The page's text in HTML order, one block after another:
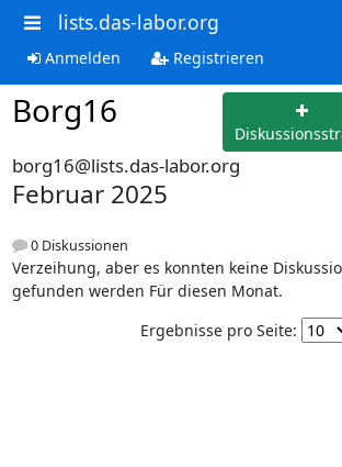
lists.das-labor.org
Anmelden Registrieren
Borg16
borg16@lists.das-labor.org
Februar 2025
0 Diskussionen
Verzeihung, aber es konnten keine
gefunden werden Für diesen Monat.
Ergebnisse pro Seite: